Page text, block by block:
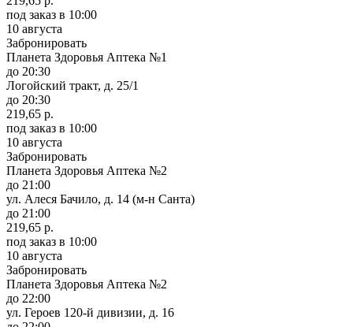
под заказ в 10:00
10 августа
Забронировать
Планета Здоровья Аптека №1
до 20:30
Логойский тракт, д. 25/1
до 20:30
219,65 р.
под заказ в 10:00
10 августа
Забронировать
Планета Здоровья Аптека №2
до 21:00
ул. Алеся Бачило, д. 14 (м-н Санта)
до 21:00
219,65 р.
под заказ в 10:00
10 августа
Забронировать
Планета Здоровья Аптека №2
до 22:00
ул. Героев 120-й дивизии, д. 16